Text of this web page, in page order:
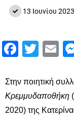
13 Ιουνίου 2023
Στην ποιητική
Κρεμμυδαποθήκη
2020) της